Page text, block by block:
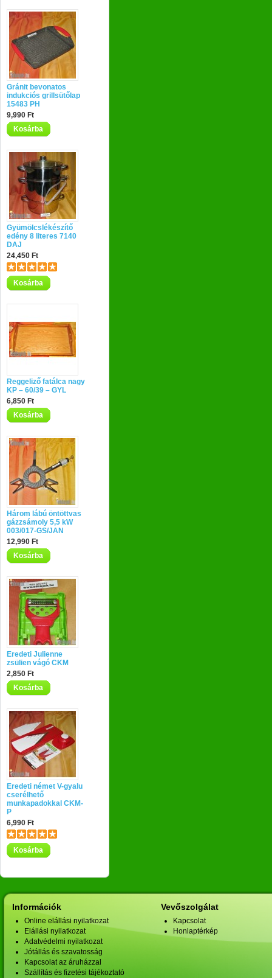
Gránit bevonatos
indukciós grillsütőlap
15483 PH
9,990 Ft
Kosárba
Gyümölcslékészítő
edény 8 literes 7140
DAJ
24,450 Ft
Kosárba
Reggeliző fatálca nagy
KP – 60/39 – GYL
6,850 Ft
Kosárba
Három lábú öntöttvas
gázzsámoly 5,5 kW
003/017-GS/JAN
12,990 Ft
Kosárba
Eredeti Julienne
zsülien vágó CKM
2,850 Ft
Kosárba
Eredeti német V-gyalu
cserélhető
munkapadokkal CKM-
P
6,990 Ft
Kosárba
Információk
Online elállási nyilatkozat
Elállási nyilatkozat
Adatvédelmi nyilatkozat
Jótállás és szavatosság
Kapcsolat az áruházzal
Szállítás és fizetési tájékoztató
Vevőszolgálat
Kapcsolat
Honlaptérkép